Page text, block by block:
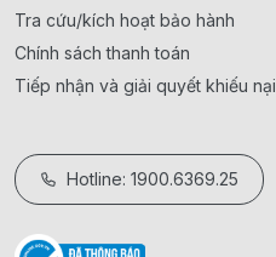
Tra cứu/kích hoạt bảo hành
Chính sách thanh toán
Tiếp nhận và giải quyết khiếu nại
Hotline: 1900.6369.25